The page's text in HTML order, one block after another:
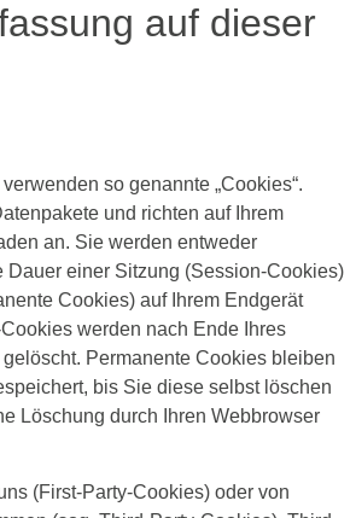
auf dieser
so genannte „Cookies“.
und richten auf Ihrem
an. Sie werden entweder
Dauer einer Sitzung (Session-Cookies)
Cookies) auf Ihrem Endgerät
werden nach Ende Ihres
Permanente Cookies bleiben
bis Sie diese selbst löschen
Löschung durch Ihren Webbrowser
(First-Party-Cookies) oder von